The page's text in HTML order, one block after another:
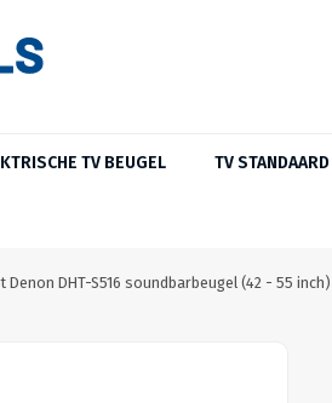
TV BEUGEL TV STANDAARD
DHT-S516 soundbarbeugel (42 - 55 inch)